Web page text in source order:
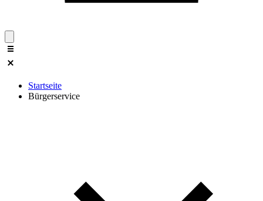
Startseite
Bürgerservice